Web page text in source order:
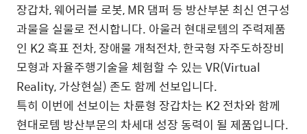
장갑차, 웨어러블 로봇, MR 댐퍼 등 방산부분 최신 연구성
과물을 실물로 전시합니다. 아울러 현대로템의 주력제품
인 K2 흑표 전차, 장애물 개척전차, 한국형 자주도하장비
모형과 자율주행기술을 체험할 수 있는 VR(Virtual
Reality, 가상현실) 존도 함께 선보입니다.
특히 이번에 선보이는 차륜형 장갑차는 K2 전차와 함께
현대로템 방산부문의 차세대 성장 동력이 될 제품입니다.